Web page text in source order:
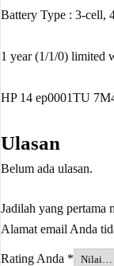
Battery Type : 3-cell,
1 year (1/1/0) limited
HP 14 ep0001TU
Ulasan
Belum ada ulasan.
Jadilah yang
Alamat email Anda
Rating Anda *